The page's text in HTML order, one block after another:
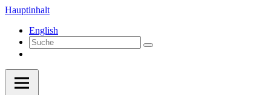
Hauptinhalt
English